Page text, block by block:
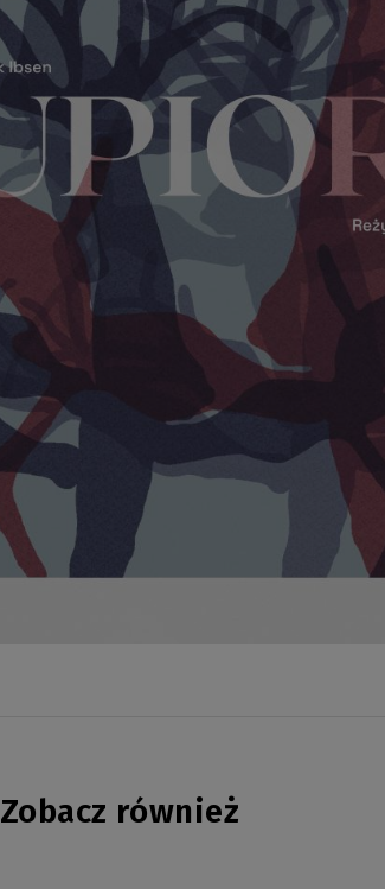
Zobacz również